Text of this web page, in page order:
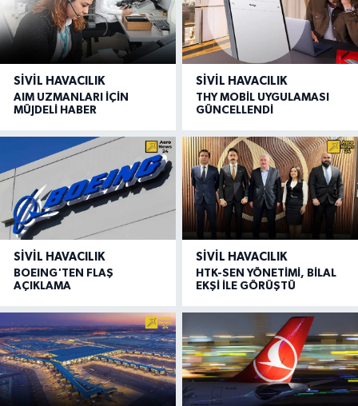
SIVIL HAVACILIK
AIM UZMANLARI İÇİN
MÜJDELİ HABER
SIVIL HAVACILIK
THY MOBİL UYGULAMASI
GÜNCELLENDİ
SIVIL HAVACILIK
BOEING'TEN FLAŞ
AÇIKLAMA
SIVIL HAVACILIK
HTK-SEN YÖNETİMİ, BİLAL
EKŞİ İLE GÖRÜŞTÜ